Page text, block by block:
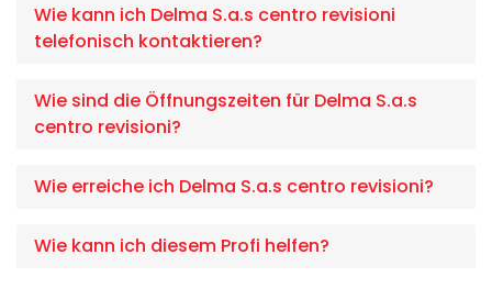
Wie kann ich Delma S.a.s centro revisioni
telefonisch kontaktieren?
Wie sind die Öffnungszeiten für Delma S.a.s
centro revisioni?
Wie erreiche ich Delma S.a.s centro revisioni?
Wie kann ich diesem Profi helfen?